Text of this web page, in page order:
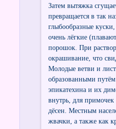
Затем вытяжка
превращается в так
глыбообразные
очень лёгкие
порошок. При
окрашивание, что
Молодые ветви и
образованными
эпикатехина и их
внутрь, для
дёсен. Местным
жвачки, а также как